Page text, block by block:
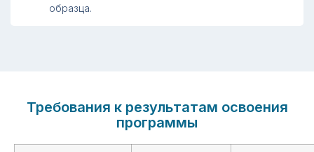
образца.
Требования к результатам освоения
программы